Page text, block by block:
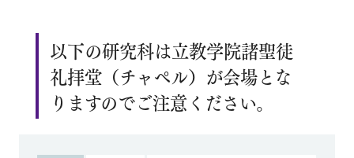
以下の研究科は立教学院諸聖徒
礼拝堂（チャペル）が会場とな
りますのでご注意ください。